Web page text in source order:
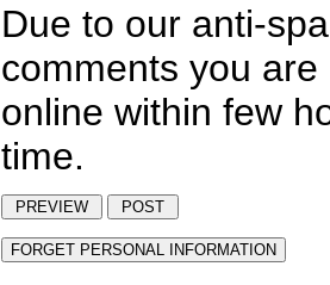
Due to our anti-
comments you
online within few
time.